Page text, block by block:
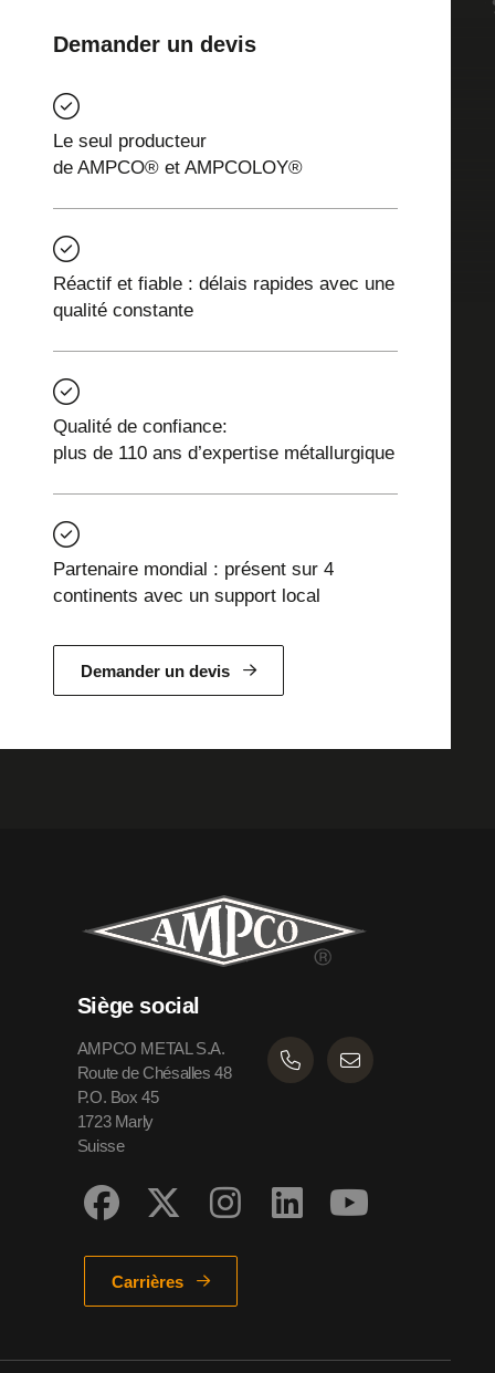
Demander un devis
Le seul producteur
de AMPCO® et AMPCOLOY®
Réactif et fiable : délais rapides avec une
qualité constante
Qualité de confiance:
plus de 110 ans d’expertise métallurgique
Partenaire mondial : présent sur 4
continents avec un support local
Demander un devis
Siège social
AMPCO METAL S.A.
Route de Chésalles 48
P.O. Box 45
1723 Marly
Suisse
Carrières